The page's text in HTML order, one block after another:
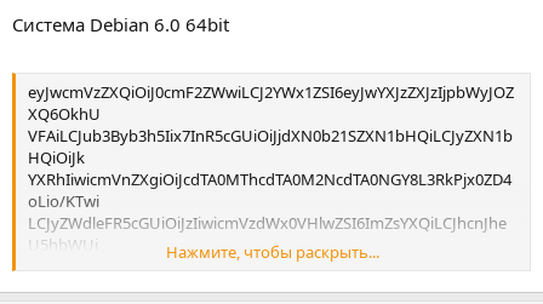
Система Debian 6.0 64bit
eyJwcmVzZXQiOiJ0cmF2ZWwiLCJ2YWx1ZSI6eyJwYXJzZXJzIjpbWyJOZ
XQ6OkhU
VFAiLCJub3Byb3h5Iix7InR5cGUiOiJjdXN0b21SZXN1bHQiLCJyZXN1b
HQiOiJk
YXRhIiwicmVnZXgiOiJcdTA0MThcdTA0M2NcdTA0NGY8L3RkPjx0ZD4
oLio/KTwi
LCJyZWdleFR5cGUiOiJzIiwicmVzdWx0VHlwZSI6ImZsYXQiLCJhcnJhe
U5hbWUi
OiIiLCJyZXN1bHRzIjpbIm5hbWUiXX0seyJ0eXBlIjoiY3VzdG9tUmVzd
Wx0Iiwi
Нажмите, чтобы раскрыть...